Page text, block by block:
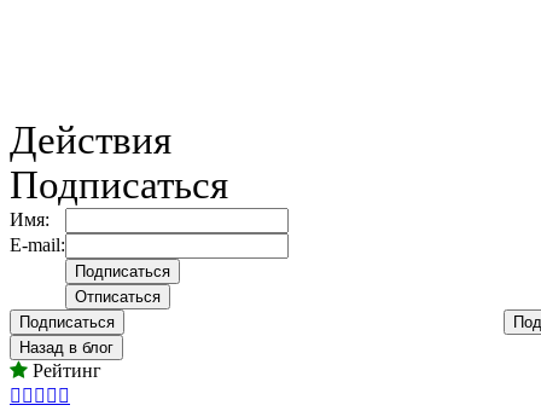
Действия
Подписаться
Имя:
E-mail:
Подписаться
Назад в блог
Рейтинг
    